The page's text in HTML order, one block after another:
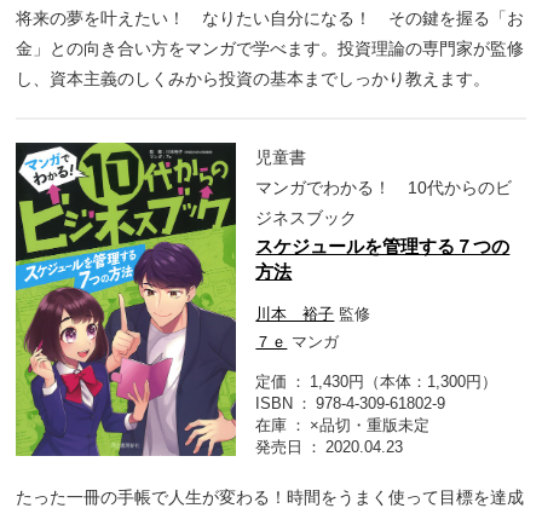
将来の夢を叶えたい！ なりたい自分になる！ その鍵を握る「お
金」との向き合い方をマンガで学べます。投資理論の専門家が監修
し、資本主義のしくみから投資の基本までしっかり教えます。
児童書
マンガでわかる！ 10代からのビ
ジネスブック
スケジュールを管理する７つの
方法
川本 裕子 監修
７ｅ マンガ
定価
1,430円（本体：1,300円）
ISBN
978-4-309-61802-9
在庫
×品切・重版未定
発売日
2020.04.23
たった一冊の手帳で人生が変わる！時間をうまく使って目標を達成